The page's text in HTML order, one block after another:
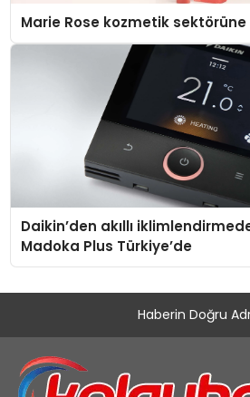
Marie Rose kozmetik sektörüne
Daikin’den akıllı
Madoka Plus Türkiye’de
Haberin Doğru